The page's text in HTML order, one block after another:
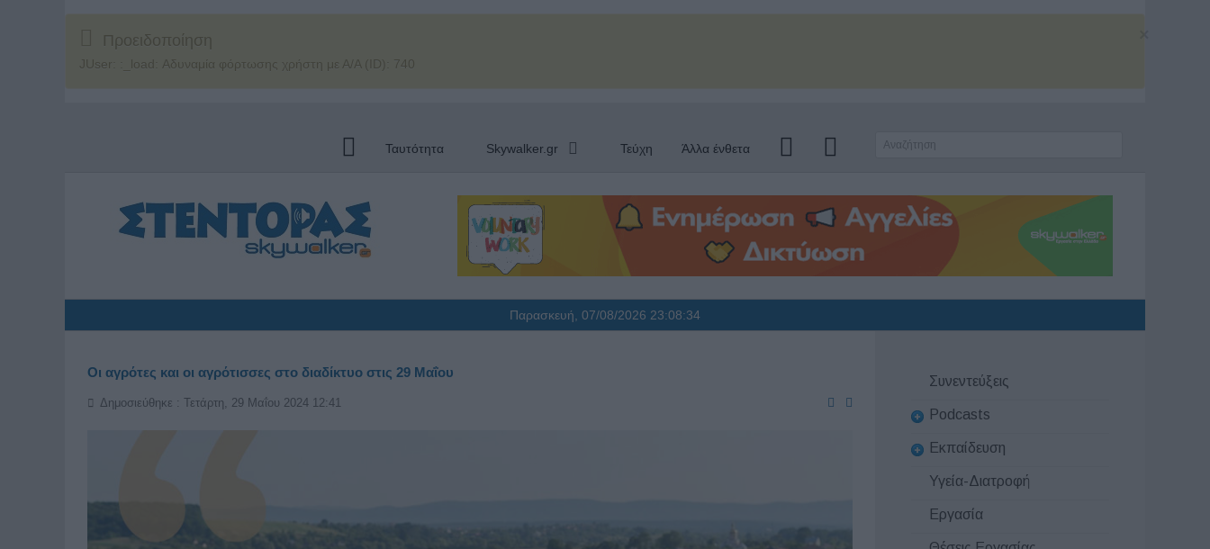
Προειδοποίηση
JUser: :_load: Αδυναμία φόρτωσης χρήστη με Α/Α (ID): 740
Ταυτότητα Skywalker.gr Τεύχη Άλλα ένθετα
Παρασκευή, 07/08/2026 23:08:35
Οι αγρότες και οι αγρότισσες στο διαδίκτυο στις 29 Μαΐου
Δημοσιεύθηκε : Τετάρτη, 29 Μαΐου 2024 12:41
Συνεντεύξεις
Podcasts
Εκπαίδευση
Υγεία-Διατροφή
Εργασία